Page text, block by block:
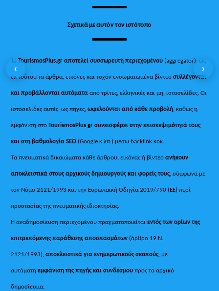
Σχετικά με αυτόν τον ιστότοπο
ΤοTourismosPlus.gr αποτελεί συσσωρευτή περιεχομένου (aggregator), ως
εκ τούτου τα άρθρα, εικόνες και τυχόν ενσωματωμένα βίντεοσυλλέγονται
και προβάλλονται αυτόματααπό τρίτες, ελληνικές και μη, ιστοσελίδες. Οι
ιστοσελίδες αυτές, ως πηγές,ωφελούνται από κάθε προβολή, καθώς η
εμφάνιση στοTourismosPlus.gr συνεισφέρει στην επισκεψιμότητά τους
και στη βαθμολογία SEO (Google κ.λπ.) μέσω backlink κοκ.
Τα πνευματικά δικαιώματα κάθε άρθρου, εικόνας ή βίντεοανήκουν
αποκλειστικά στους αρχικούς δημιουργούς και φορείς τους, σύμφωνα με
τον Νόμο 2121/1993 και την Ευρωπαϊκή Οδηγία 2019/790 (ΕΕ) περί
προστασίας της πνευματικής ιδιοκτησίας.
Η αναδημοσίευση περιεχομένου πραγματοποιείταιεντός των ορίων της
επιτρεπόμενης παράθεσης αποσπασμάτων (άρθρο 19 Ν.
2121/1993), αποκλειστικά για ενημερωτικούς σκοπούς, με
αυτόματηεμφάνιση της πηγής και συνδέσμου προς το αρχικό
δημοσίευμα.
‹ ›